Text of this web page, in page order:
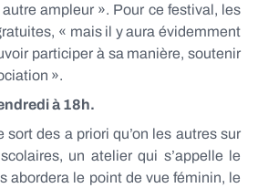
ampleur ». Pour ce festival, les
« mais il y aura évidemment
participer à sa manière, soutenir
».
à 18h.
sort des a priori qu’on les autres sur
un atelier qui s’appelle le
abordera le point de vue féminin, le